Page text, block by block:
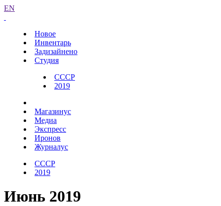
EN
Новое
Инвентарь
Задизайнено
Студия
СССР
2019
Магазинус
Медиа
Экспресс
Иронов
Журналус
СССР
2019
Июнь 2019